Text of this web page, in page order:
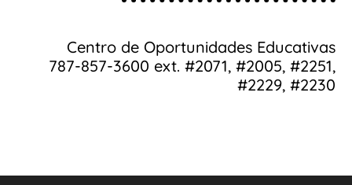
Centro de Oportunidades Educativas
787-857-3600 ext. #2071, #2005, #2251,
#2229, #2230